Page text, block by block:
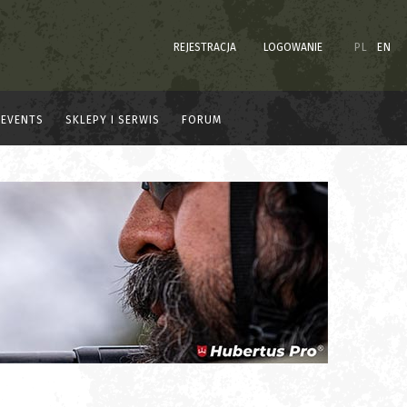
REJESTRACJA LOGOWANIE PL EN
EVENTS SKLEPY I SERWIS FORUM